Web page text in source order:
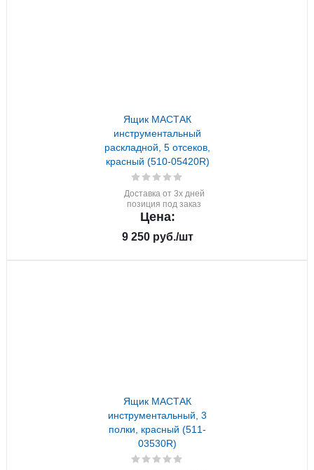
Ящик МАСТАК
инструментальный
раскладной, 5 отсеков,
красный (510-05420R)
Доставка от 3х дней
позиция под заказ
Цена:
9 250руб./шт
Ящик МАСТАК
инструментальный, 3
полки, красный (511-
03530R)